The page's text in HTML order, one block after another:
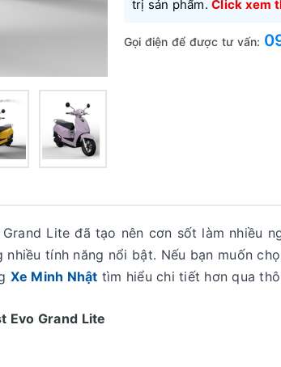
trị sản phẩm. Click xem
Gọi điện để được tư vấn:
Lite đã tạo nên cơn sốt làm nhiều
tính năng nổi bật. Nếu bạn muốn
Xe Minh Nhật tìm hiểu chi tiết hơn qua
Evo Grand Lite